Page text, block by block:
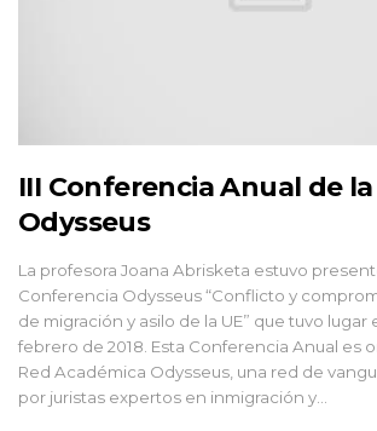
III Conferencia Anual de la
Odysseus
La profesora Joana Abrisketa estuvo
Conferencia Odysseus “Conflicto y
de migración y asilo de la UE” que tuvo lugar
febrero de 2018. Esta Conferencia Anual es
Red Académica Odysseus, una red de
por juristas expertos en inmigración y...